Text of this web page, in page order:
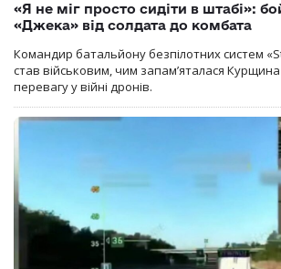
«Я не міг просто сидіти в штабі»:
«Джека» від солдата до комбата
Командир батальйону безпілотних систем
став військовим, чим запам’яталася
перевагу у війні дронів.